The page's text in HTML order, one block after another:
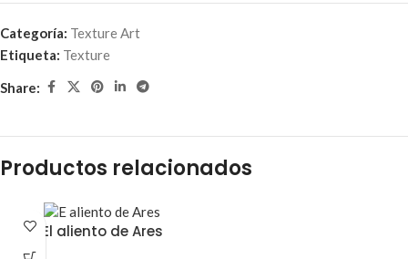
Categoría: Texture Art
Etiqueta: Texture
Share:
Productos relacionados
El aliento de Ares